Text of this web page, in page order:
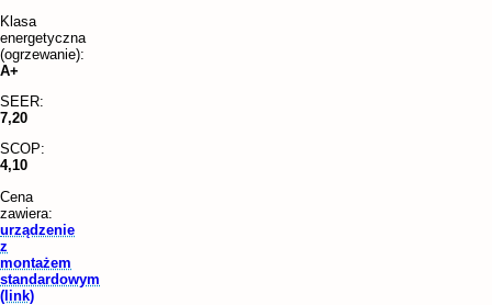
Klasa
energetyczna
(ogrzewanie):
A+
SEER:
7,20
SCOP:
4,10
Cena
zawiera:
urządzenie
z
montażem
standardowym
(link)